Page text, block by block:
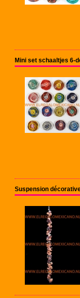
Mini set schaaltjes 6-
Suspension